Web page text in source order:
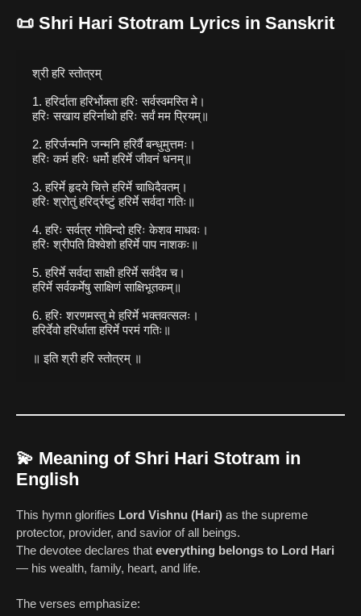
📜 Shri Hari Stotram Lyrics in Sanskrit
श्री हरि स्तोत्रम्
1. हरिर्दाता हरिर्भोक्ता हरिः सर्वस्वमस्ति मे।
हरिः सखाय हरिर्नाथो हरिः सर्वं मम प्रियम्॥
2. हरिर्जन्मनि जन्मनि हरिर्वै बन्धुमुत्तमः।
हरिः कर्म हरिः धर्मो हरिर्मे जीवनं धनम्॥
3. हरिर्मे हृदये चित्ते हरिर्मे चाधिदैवतम्।
हरिः श्रोतुं हरिर्द्रष्टुं हरिर्मे सर्वदा गतिः॥
4. हरिः सर्वत्र गोविन्दो हरिः केशव माधवः।
हरिः श्रीपति विश्वेशो हरिर्मे पाप नाशकः॥
5. हरिर्मे सर्वदा साक्षी हरिर्मे सर्वदैव च।
हरिर्मे सर्वकर्मेषु साक्षिणं साक्षिभूतकम्॥
6. हरिः शरणमस्तु मे हरिर्मे भक्तवत्सलः।
हरिर्देवो हरिर्धाता हरिर्मे परमं गतिः॥
💫 Meaning of Shri Hari Stotram in
English
This hymn glorifies Lord Vishnu (Hari) as the supreme
protector, provider, and savior of all beings.
The devotee declares that everything belongs to Lord Hari
— his wealth, family, heart, and life.
The verses emphasize: